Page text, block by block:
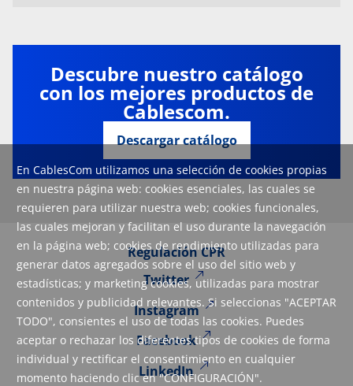
En CablesCom utilizamos una selección de cookies propias
en nuestra página web: cookies esenciales, las cuales se
requieren para utilizar nuestra web; cookies funcionales,
las cuales mejoran y facilitan el uso durante la navegación
en la página web; cookies de rendimiento utilizadas para
generar datos agregados sobre el uso del sitio web y
estadísticas; y marketing cookies, utilizadas para mostrar
contenidos y publicidad relevantes. Si seleccionas "ACEPTAR
TODO", consientes el uso de todas las cookies. Puedes
aceptar o rechazar los diferentes tipos de cookies de forma
individual y rectificar el consentimiento en cualquier
momento haciendo clic en "CONFIGURACIÓN".
Descubre nuestro catálogo
con los mejores productos de
Cablescom.
Descargar catálogo
Regulación CPR
Twitter
Instagram
Facebook
LinkedIn